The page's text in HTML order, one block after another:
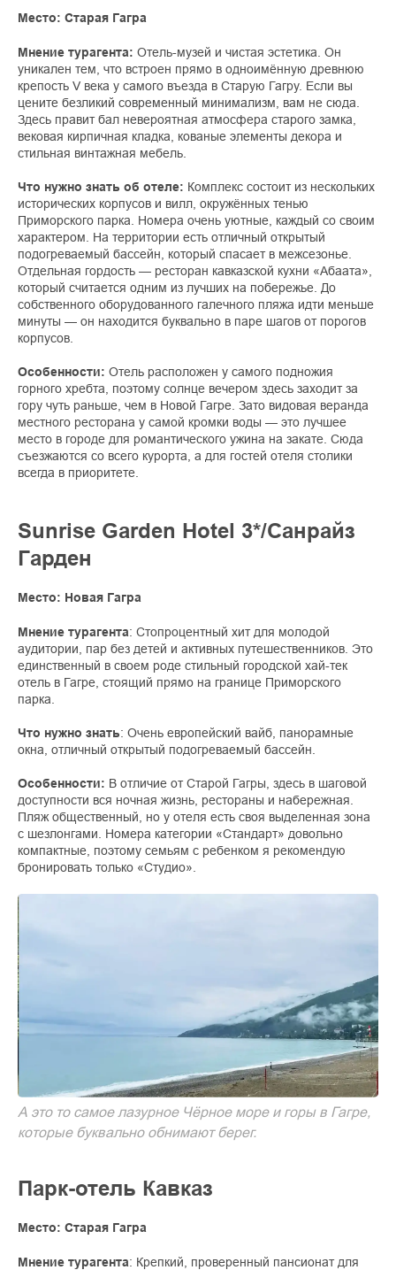
Место: Старая Гагра
Мнение турагента: Отель-музей и чистая эстетика. Он
уникален тем, что встроен прямо в одноимённую древнюю
крепость V века у самого въезда в Старую Гагру. Если вы
цените безликий современный минимализм, вам не сюда.
Здесь правит бал невероятная атмосфера старого замка,
вековая кирпичная кладка, кованые элементы декора и
стильная винтажная мебель.
Что нужно знать об отеле: Комплекс состоит из нескольких
исторических корпусов и вилл, окружённых тенью
Приморского парка. Номера очень уютные, каждый со своим
характером. На территории есть отличный открытый
подогреваемый бассейн, который спасает в межсезонье.
Отдельная гордость — ресторан кавказской кухни «Абаата»,
который считается одним из лучших на побережье. До
собственного оборудованного галечного пляжа идти меньше
минуты — он находится буквально в паре шагов от порогов
корпусов.
Особенности: Отель расположен у самого подножия
горного хребта, поэтому солнце вечером здесь заходит за
гору чуть раньше, чем в Новой Гагре. Зато видовая веранда
местного ресторана у самой кромки воды — это лучшее
место в городе для романтического ужина на закате. Сюда
съезжаются со всего курорта, а для гостей отеля столики
всегда в приоритете.
Sunrise Garden Hotel 3*/Санрайз
Гарден
Место: Новая Гагра
Мнение турагента: Стопроцентный хит для молодой
аудитории, пар без детей и активных путешественников. Это
единственный в своем роде стильный городской хай-тек
отель в Гагре, стоящий прямо на границе Приморского
парка.
Что нужно знать: Очень европейский вайб, панорамные
окна, отличный открытый подогреваемый бассейн.
Особенности: В отличие от Старой Гагры, здесь в шаговой
доступности вся ночная жизнь, рестораны и набережная.
Пляж общественный, но у отеля есть своя выделенная зона
с шезлонгами. Номера категории «Стандарт» довольно
компактные, поэтому семьям с ребенком я рекомендую
бронировать только «Студио».
А это то самое лазурное Чёрное море и горы в Гагре,
которые буквально обнимают берег.
Парк-отель Кавказ
Место: Старая Гагра
Мнение турагента: Крепкий, проверенный пансионат для